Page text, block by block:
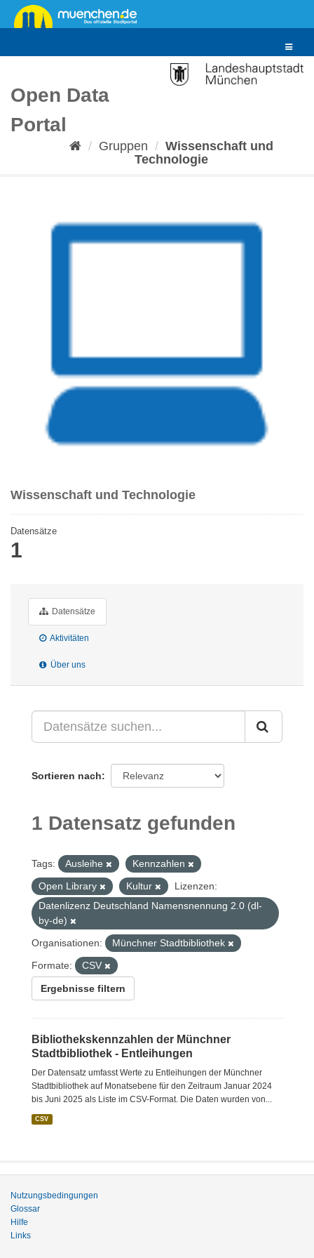
Überspringen
zum
Toggle
Open Data
Portal
Gruppen
Wissenschaft und
Technologie
Wissenschaft und Technologie
Datensätze
1
Datensätze
Aktivitäten
Über uns
Sortieren nach
1 Datensatz gefunden
Tags: Ausleihe
Kennzahlen
Open Library
Kultur
Lizenzen:
Datenlizenz Deutschland Namensnennung 2.0 (dl-
by-de)
Organisationen:
Münchner Stadtbibliothek
Formate:
CSV
Ergebnisse filtern
Bibliothekskennzahlen der Münchner
Stadtbibliothek - Entleihungen
Der Datensatz umfasst Werte zu Entleihungen der Münchner
Stadtbibliothek auf Monatsebene für den Zeitraum Januar 2024
bis Juni 2025 als Liste im CSV-Format. Die Daten wurden von...
CSV
Nutzungsbedingungen
Glossar
Hilfe
Links